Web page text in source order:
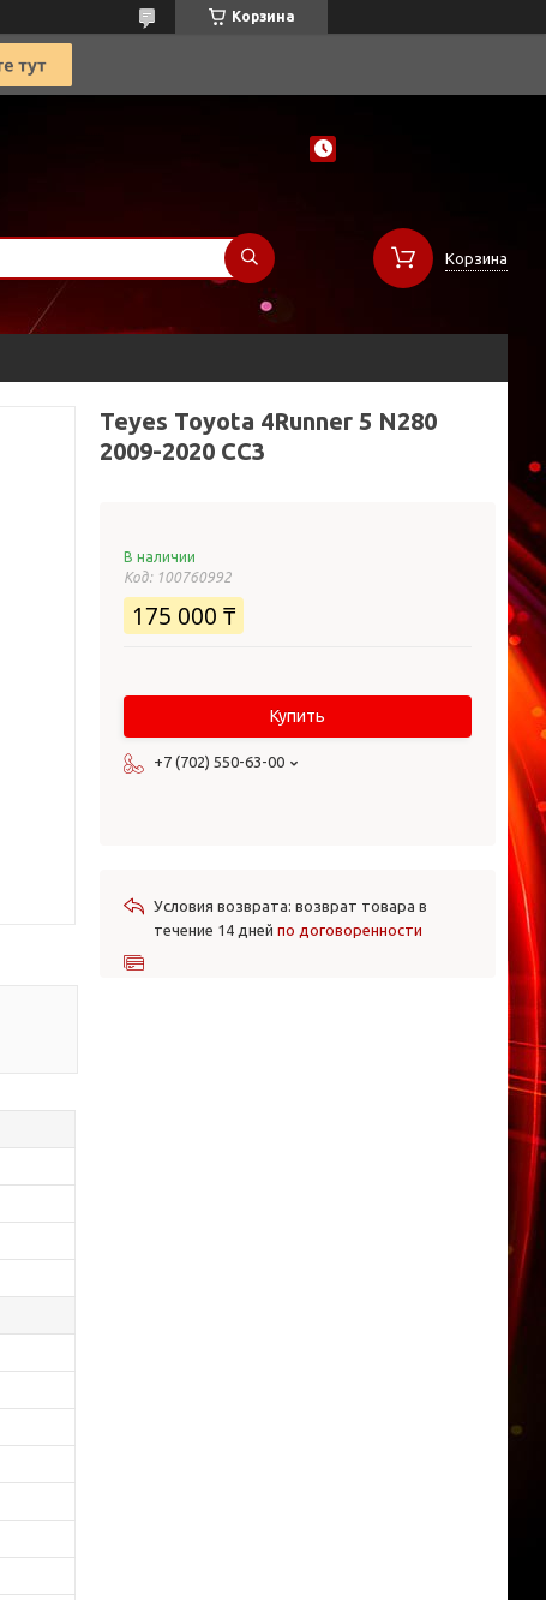
Корзина
Корзина
Teyes Toyota 4Runner 5 N280
2009-2020 CC3
В наличии
Код: 100760992
175 000 ₸
Купить
+7 (702) 550-63-00
возврат товара в
течение 14 дней по договоренности